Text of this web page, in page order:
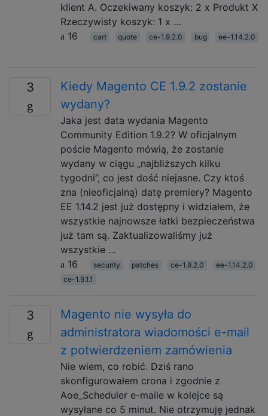
klient A. Oczekiwany koszyk: 2 x Produkt X
Rzeczywisty koszyk: 1 x …
16
cart quote ce-1.9.2.0 bug ee-1.14.2.0
3
Kiedy Magento CE 1.9.2 zostanie
wydany?
Jaka jest data wydania Magento
Community Edition 1.9.2? W oficjalnym
poście Magento mówią, że zostanie
wydany w ciągu „najbliższych kilku
tygodni”, co jest dość niejasne. Czy ktoś
zna (nieoficjalną) datę premiery? Magento
EE 1.14.2 jest już dostępny i widziałem, że
wszystkie najnowsze łatki bezpieczeństwa
już tam są. Zaktualizowaliśmy już
wszystkie …
16
security patches ce-1.9.2.0
ee-1.14.2.0
ce-1.9.1.1
3
Magento nie wysyła do
administratora wiadomości e-mail
z potwierdzeniem zamówienia
Nie wiem, co robić. Dziś rano
skonfigurowałem crona i zgodnie z
Aoe_Scheduler e-maile w kolejce są
wysyłane co 5 minut. Nie otrzymuję jednak